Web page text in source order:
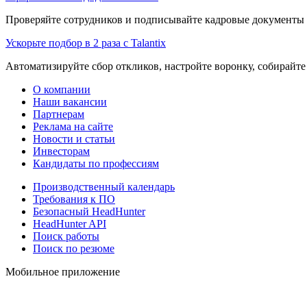
Проверяйте сотрудников и подписывайте кадровые
Ускорьте подбор в 2 раза с Talantix
Автоматизируйте сбор откликов, настройте воронку,
О компании
Наши вакансии
Партнерам
Реклама на сайте
Новости и статьи
Инвесторам
Кандидаты по профессиям
Производственный календарь
Требования к ПО
Безопасный HeadHunter
HeadHunter API
Поиск работы
Поиск по резюме
Мобильное приложение